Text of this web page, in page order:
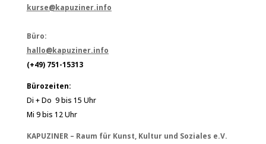
kurse@kapuziner.info
Büro:
hallo@kapuziner.info
(+49) 751-15313
Bürozeiten:
Di + Do 9 bis 15 Uhr
Mi 9 bis 12 Uhr
KAPUZINER – Raum für Kunst, Kultur und Soziales e.V.